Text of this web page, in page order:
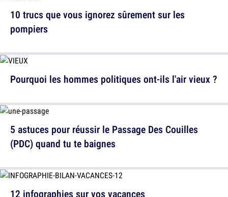
10 trucs que vous ignorez sûrement sur les
pompiers
5 astuces pour réussir le Passage Des Couilles
(PDC) quand tu te baignes
Pourquoi les hommes politiques ont-ils l'air vieux ?
12 infographies sur vos vacances